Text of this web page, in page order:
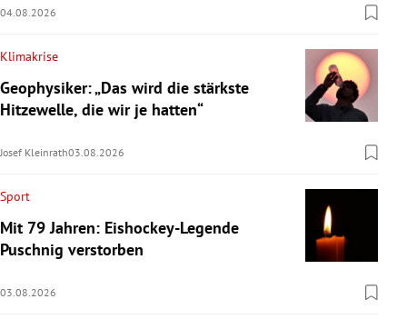
04.08.2026
Klimakrise
Geophysiker: „Das wird die stärkste
Hitzewelle, die wir je hatten“
Josef Kleinrath03.08.2026
Sport
Mit 79 Jahren: Eishockey-Legende
Puschnig verstorben
03.08.2026